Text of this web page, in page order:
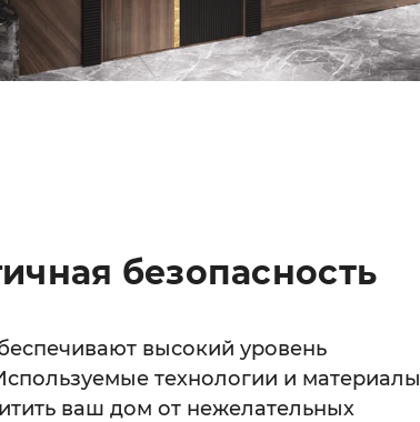
безопасность
высокий уровень
технологии и материалы
ваш дом от нежелательных